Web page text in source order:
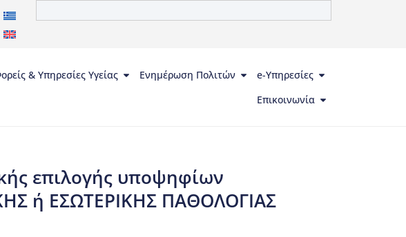
& Υπηρεσίες Υγείας Ενημέρωση Πολιτών
e-Υπηρεσίες
Επικοινωνία
επιλογής υποψηφίων
ή ΕΣΩΤΕΡΙΚΗΣ ΠΑΘΟΛΟΓΙΑΣ